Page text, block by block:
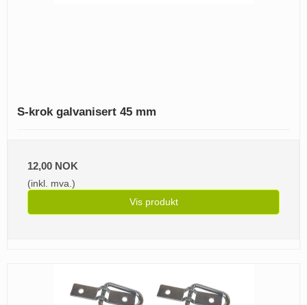
S-krok galvanisert 45 mm
12,00 NOK
(inkl. mva.)
Vis produkt